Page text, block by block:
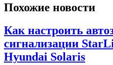
Похожие новости
Как настроить
сигнализации
Hyundai Solaris